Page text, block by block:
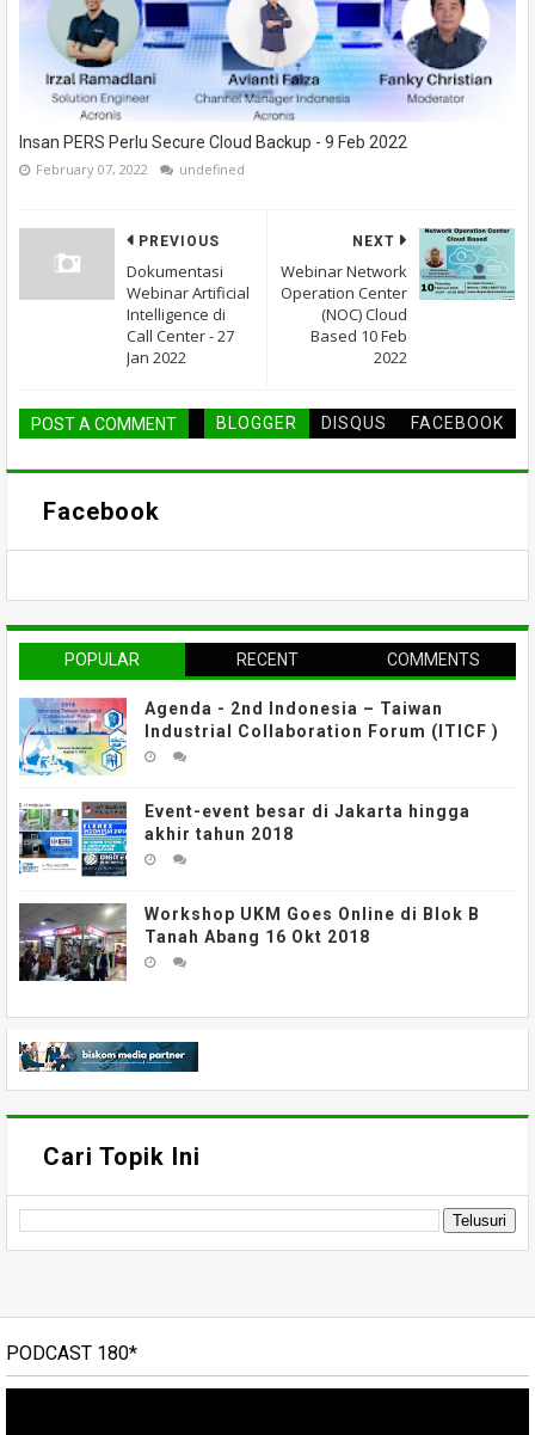
Insan PERS Perlu Secure Cloud Backup - 9 Feb 2022
February 07, 2022 undefined
NEXT
Webinar Network
Operation Center
(NOC) Cloud
Based 10 Feb
2022
PREVIOUS
Dokumentasi
Webinar Artificial
Intelligence di
Call Center - 27
Jan 2022
POST A COMMENT BLOGGER DISQUS FACEBOOK
Facebook
POPULAR RECENT COMMENTS
Agenda - 2nd Indonesia – Taiwan
Industrial Collaboration Forum (ITICF )
Event-event besar di Jakarta hingga
akhir tahun 2018
Workshop UKM Goes Online di Blok B
Tanah Abang 16 Okt 2018
Cari Topik Ini
PODCAST 180*